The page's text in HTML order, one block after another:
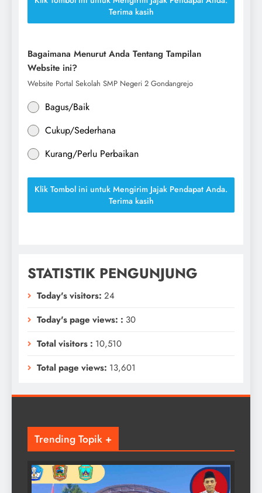
Terima kasih
Bagaimana Menurut Anda Tentang Tampilan
Website ini?
Website Portal Sekolah SMP Negeri 2 Gondangrejo
Bagus/Baik
Cukup/Sederhana
Kurang/Perlu Perbaikan
Klik Tombol ini untuk Mengirim Jajak Pendapat Anda.
Terima kasih
STATISTIK PENGUNJUNG
Today's visitors: 24
Today's page views: : 30
Total visitors : 10,510
Total page views: 13,601
Trending Topik +